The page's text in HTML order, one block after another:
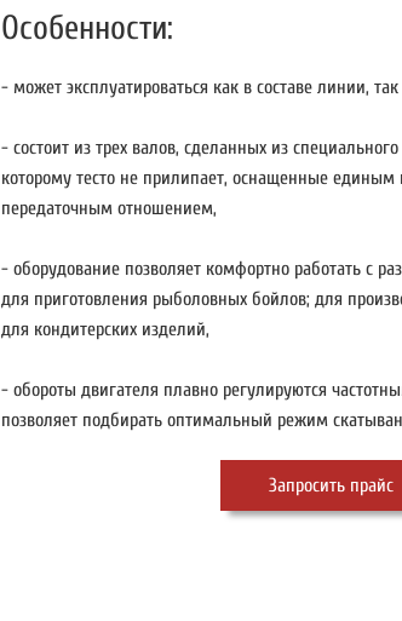
Особенности:
- может эксплуатироваться как в составе линии,
- состоит из трех валов, сделанных из
которому тесто не прилипает, оснащенные
передаточным отношением,
- оборудование позволяет комфортно работать с
для приготовления рыболовных бойлов; для
для кондитерских изделий,
- обороты двигателя плавно регулируются
позволяет подбирать оптимальный режим
Запросить прайс